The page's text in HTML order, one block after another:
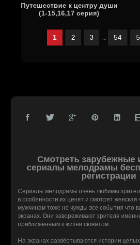
Путешествие к центру души
(1-15,16,17 серия)
1 2 3 ... 54
Смотреть зарубежные
сериалы мелодрамы
регистрации
Сериалы мелодрамы очень любимы
в особенности их ценят и смотрят женская
мужчинам тоже не чужды все события что
экранах. Они завораживают зрителя
приближенным к жизни сюжетом.
На экранах развёртываются истории